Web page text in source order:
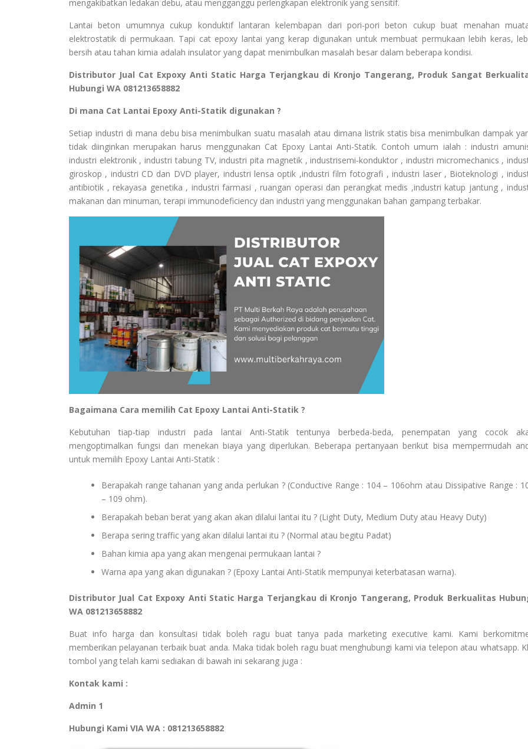
mengakibatkan ledakan debu, atau mengganggu perlengkapan elektronik yang sensitif.
Lantai beton umumnya cukup konduktif lantaran kelembapan dari pori-pori beton cukup buat menahan
elektrostatik di permukaan. Tapi cat epoxy lantai yang kerap digunakan untuk membuat permukaan lebih keras,
bersih atau tahan kimia adalah insulator yang dapat menimbulkan masalah besar dalam beberapa kondisi.
Distributor Jual Cat Expoxy Anti Static Harga Terjangkau di Kronjo Tangerang, Produk Sangat
Hubungi WA 081213658882
Di mana Cat Lantai Epoxy Anti-Statik digunakan ?
Setiap industri di mana debu bisa menimbulkan suatu masalah atau dimana listrik statis bisa menimbulkan dampak
tidak diinginkan merupakan harus menggunakan Cat Epoxy Lantai Anti-Statik. Contoh umum ialah : industri
industri elektronik , industri tabung TV, industri pita magnetik , industrisemi-konduktor , industri micromechanics ,
giroskop , industri CD dan DVD player, industri lensa optik ,industri film fotografi , industri laser , Bioteknologi ,
antibiotik , rekayasa genetika , industri farmasi , ruangan operasi dan perangkat medis ,industri katup jantung ,
makanan dan minuman, terapi immunodeficiency dan industri yang menggunakan bahan gampang terbakar.
Bagaimana Cara memilih Cat Epoxy Lantai Anti-Statik ?
Kebutuhan tiap-tiap industri pada lantai Anti-Statik tentunya berbeda-beda, penempatan yang cocok
mengoptimalkan fungsi dan menekan biaya yang diperlukan. Beberapa pertanyaan berikut bisa mempermudah
untuk memilih Epoxy Lantai Anti-Statik :
Berapakah range tahanan yang anda perlukan ? (Conductive Range : 104 – 106ohm atau Dissipative Range :
– 109 ohm).
Berapakah beban berat yang akan akan dilalui lantai itu ? (Light Duty, Medium Duty atau Heavy Duty)
Berapa sering traffic yang akan dilalui lantai itu ? (Normal atau begitu Padat)
Bahan kimia apa yang akan mengenai permukaan lantai ?
Warna apa yang akan digunakan ? (Epoxy Lantai Anti-Statik mempunyai keterbatasan warna).
Distributor Jual Cat Expoxy Anti Static Harga Terjangkau di Kronjo Tangerang, Produk Berkualitas
WA 081213658882
Buat info harga dan konsultasi tidak boleh ragu buat tanya pada marketing executive kami. Kami
memberikan pelayanan terbaik buat anda. Maka tidak boleh ragu buat menghubungi kami via telepon atau whatsapp.
tombol yang telah kami sediakan di bawah ini sekarang juga :
Kontak kami :
Admin 1
Hubungi Kami VIA WA : 081213658882